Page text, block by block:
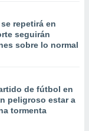
repetirá en
seguirán
sobre lo normal
de fútbol en
peligroso estar a
tormenta